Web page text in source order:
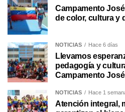
Campamento
de color, cultura y
NOTICIAS Hace 6 días
Llevamos
pedagogía y
Campamento
NOTICIAS Hace 1
Atención integral,